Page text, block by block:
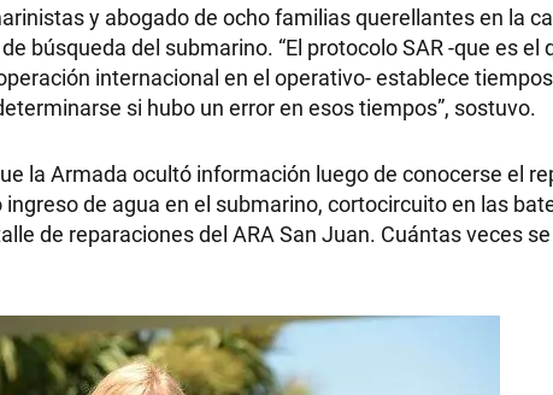
y abogado de ocho familias querellantes en la
búsqueda del submarino. “El protocolo SAR -que es el
internacional en el operativo- establece
si hubo un error en esos tiempos”, sostuvo.
la Armada ocultó información luego de conocerse el
de agua en el submarino, cortocircuito en las
de reparaciones del ARA San Juan. Cuántas veces